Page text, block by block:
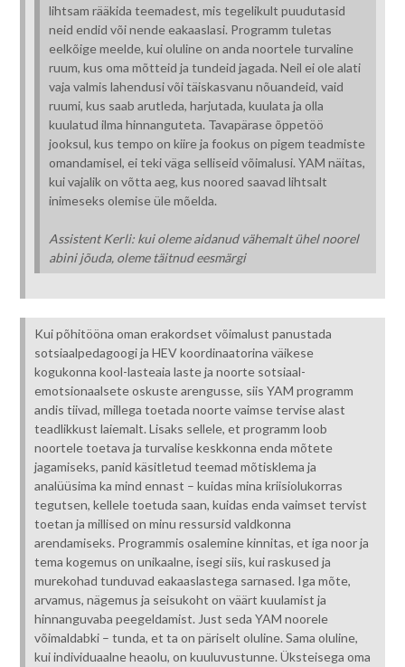
lihtsam rääkida teemadest, mis tegelikult puudutasid
neid endid või nende eakaaslasi. Programm tuletas
eelkõige meelde, kui oluline on anda noortele turvaline
ruum, kus oma mõtteid ja tundeid jagada. Neil ei ole alati
vaja valmis lahendusi või täiskasvanu nõuandeid, vaid
ruumi, kus saab arutleda, harjutada, kuulata ja olla
kuulatud ilma hinnanguteta. Tavapärase õppetöö
jooksul, kus tempo on kiire ja fookus on pigem teadmiste
omandamisel, ei teki väga selliseid võimalusi. YAM näitas,
kui vajalik on võtta aeg, kus noored saavad lihtsalt
inimeseks olemise üle mõelda.
Assistent Kerli: kui oleme aidanud vähemalt ühel noorel
abini jõuda, oleme täitnud eesmärgi
Kui põhitööna oman erakordset võimalust panustada
sotsiaalpedagoogi ja HEV koordinaatorina väikese
kogukonna kool-lasteaia laste ja noorte sotsiaal-
emotsionaalsete oskuste arengusse, siis YAM programm
andis tiivad, millega toetada noorte vaimse tervise alast
teadlikkust laiemalt. Lisaks sellele, et programm loob
noortele toetava ja turvalise keskkonna enda mõtete
jagamiseks, panid käsitletud teemad mõtisklema ja
analüüsima ka mind ennast – kuidas mina kriisiolukorras
tegutsen, kellele toetuda saan, kuidas enda vaimset tervist
toetan ja millised on minu ressursid valdkonna
arendamiseks. Programmis osalemine kinnitas, et iga noor ja
tema kogemus on unikaalne, isegi siis, kui raskused ja
murekohad tunduvad eakaaslastega sarnased. Iga mõte,
arvamus, nägemus ja seisukoht on väärt kuulamist ja
hinnanguvaba peegeldamist. Just seda YAM noorele
võimaldabki – tunda, et ta on päriselt oluline. Sama oluline,
kui individuaalne heaolu, on kuuluvustunne. Üksteisega oma